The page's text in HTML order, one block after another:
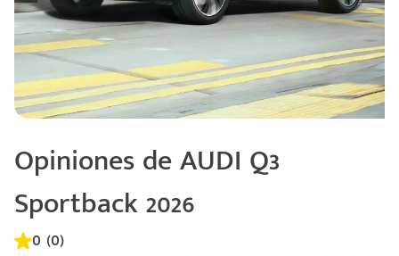
Opiniones de AUDI Q3
Sportback 2026
0 (0)